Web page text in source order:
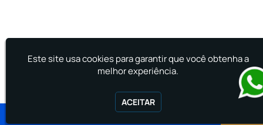
Este site usa cookies para garantir que você obtenha a
melhor experiência.
ACEITAR